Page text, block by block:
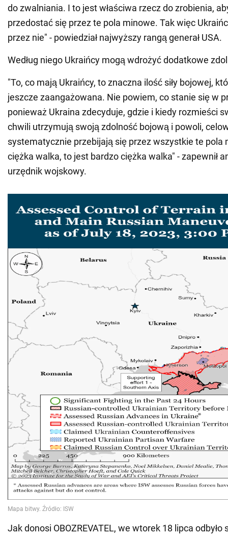
do zwalniania. I to jest właściwa rzecz do zrobienia,
przedostać się przez te pola minowe. Tak więc
przez nie" - powiedział najwyższy rangą generał USA.
Według niego Ukraińcy mogą wdrożyć dodatkowe
"To, co mają Ukraińcy, to znaczna ilość siły bojowej,
jeszcze zaangażowana. Nie powiem, co stanie się w
ponieważ Ukraina zdecyduje, gdzie i kiedy rozmieści
chwili utrzymują swoją zdolność bojową i powoli,
systematycznie przebijają się przez wszystkie te pola
ciężka walka, to jest bardzo ciężka walka" - zapewnił
urzędnik wojskowy.
Jak donosi OBOZREVATEL, we wtorek 18 lipca odbyło